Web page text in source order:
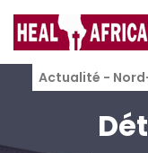
Actualité -